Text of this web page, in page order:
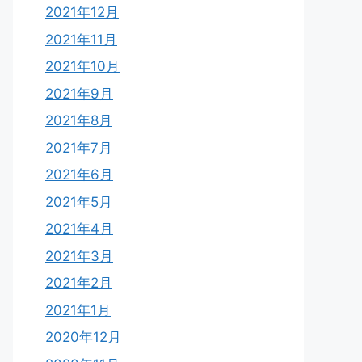
2021年12月
2021年11月
2021年10月
2021年9月
2021年8月
2021年7月
2021年6月
2021年5月
2021年4月
2021年3月
2021年2月
2021年1月
2020年12月